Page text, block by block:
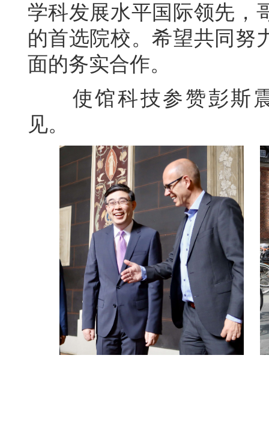
学科发展水平国际领先，
的首选院校。希望共同努
面的务实合作。
使馆科技参赞彭斯震
见。